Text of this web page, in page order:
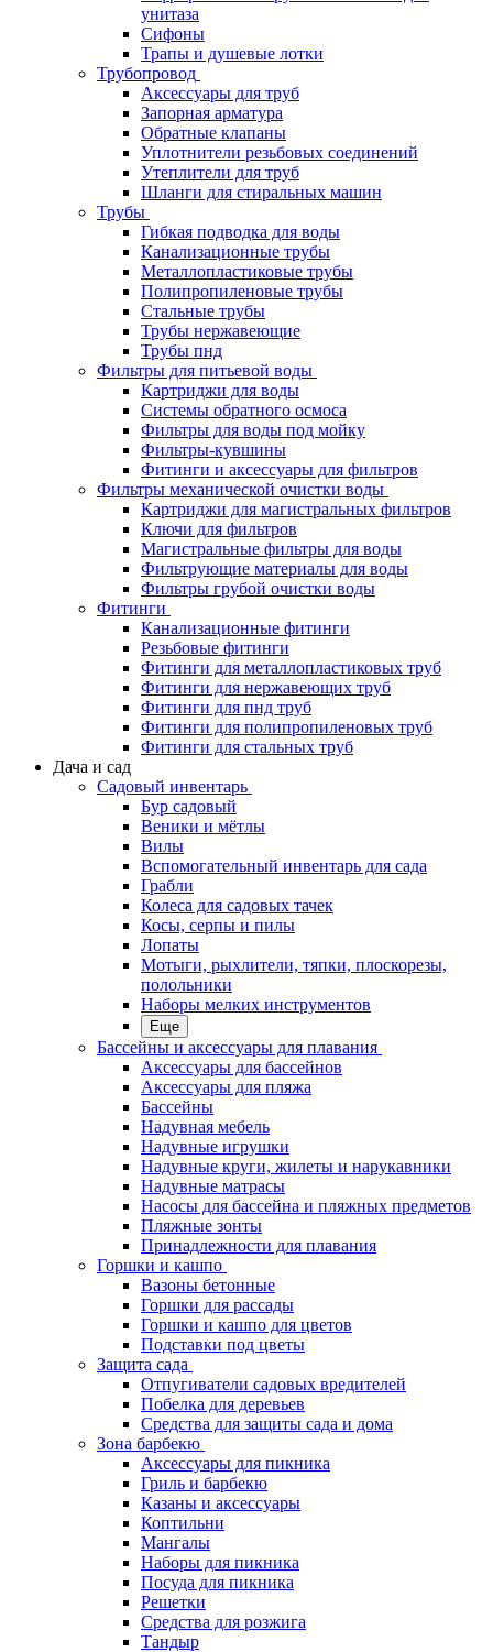
унитаза
Сифоны
Трапы и душевые лотки
Трубопровод
Аксессуары для труб
Запорная арматура
Обратные клапаны
Уплотнители резьбовых соединений
Утеплители для труб
Шланги для стиральных машин
Трубы
Гибкая подводка для воды
Канализационные трубы
Металлопластиковые трубы
Полипропиленовые трубы
Стальные трубы
Трубы нержавеющие
Трубы пнд
Фильтры для питьевой воды
Картриджи для воды
Системы обратного осмоса
Фильтры для воды под мойку
Фильтры-кувшины
Фитинги и аксессуары для фильтров
Фильтры механической очистки воды
Картриджи для магистральных фильтров
Ключи для фильтров
Магистральные фильтры для воды
Фильтрующие материалы для воды
Фильтры грубой очистки воды
Фитинги
Канализационные фитинги
Резьбовые фитинги
Фитинги для металлопластиковых труб
Фитинги для нержавеющих труб
Фитинги для пнд труб
Фитинги для полипропиленовых труб
Фитинги для стальных труб
Дача и сад
Садовый инвентарь
Бур садовый
Веники и мётлы
Вилы
Вспомогательный инвентарь для сада
Грабли
Колеса для садовых тачек
Косы, серпы и пилы
Лопаты
Мотыги, рыхлители, тяпки, плоскорезы,
полольники
Наборы мелких инструментов
Еще
Бассейны и аксессуары для плавания
Аксессуары для бассейнов
Аксессуары для пляжа
Бассейны
Надувная мебель
Надувные игрушки
Надувные круги, жилеты и нарукавники
Надувные матрасы
Насосы для бассейна и пляжных предметов
Пляжные зонты
Принадлежности для плавания
Горшки и кашпо
Вазоны бетонные
Горшки для рассады
Горшки и кашпо для цветов
Подставки под цветы
Защита сада
Отпугиватели садовых вредителей
Побелка для деревьев
Средства для защиты сада и дома
Зона барбекю
Аксессуары для пикника
Гриль и барбекю
Казаны и аксессуары
Коптильни
Мангалы
Наборы для пикника
Посуда для пикника
Решетки
Средства для розжига
Тандыр